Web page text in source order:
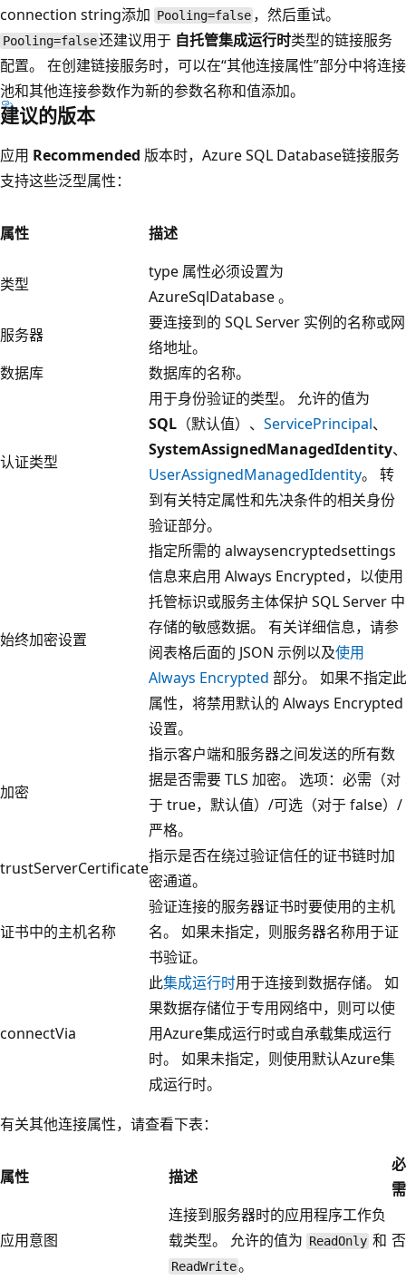
connection string添加 Pooling=false ，然后重试。
Pooling=false还建议用于 自托管集成运行时类型的链接服务
配置。 在创建链接服务时，可以在“其他连接属性”部分中将连接
池和其他连接参数作为新的参数名称和值添加。
建议的版本
应用 Recommended 版本时，Azure SQL Database链接服务
支持这些泛型属性：
属性 描述
类型
type 属性必须设置为
AzureSqlDatabase 。
服务器
要连接到的 SQL Server 实例的名称或网
络地址。
数据库
数据库的名称。
认证类型
用于身份验证的类型。 允许的值为
SQL （默认值）、 ServicePrincipal、
SystemAssignedManagedIdentity、
UserAssignedManagedIdentity。
转
到有关特定属性和先决条件的相关身份
验证部分。
始终加密设置
指定所需的 alwaysencryptedsettings
信息来启用 Always Encrypted，以使用
托管标识或服务主体保护 SQL Server 中
存储的敏感数据。 有关详细信息，请参
阅表格后面的 JSON 示例以及使用
Always Encrypted 部分。 如果不指定此
属性，将禁用默认的 Always Encrypted
设置。
加密
指示客户端和服务器之间发送的所有数
据是否需要 TLS 加密。 选项：必需（对
于 true，默认值）/可选（对于 false）/
严格。
trustServerCertificate
指示是否在绕过验证信任的证书链时加
密通道。
证书中的主机名称
验证连接的服务器证书时要使用的主机
名。 如果未指定，则服务器名称用于证
书验证。
connectVia
此集成运行时用于连接到数据存储。 如
果数据存储位于专用网络中，则可以使
用Azure集成运行时或自承载集成运行
时。 如果未指定，则使用默认Azure集
成运行时。
有关其他连接属性，请查看下表：
属性 描述
必
需
应用意图
连接到服务器时的应用程序工作负
载类型。 允许的值为 ReadOnly 和
ReadWrite。
否